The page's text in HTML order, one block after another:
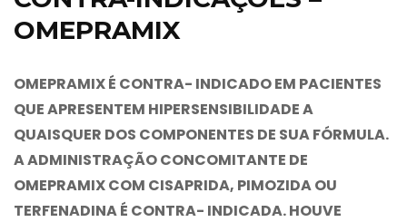
OMEPRAMIX
OMEPRAMIXÉ CONTRA- INDICADO EM PACIENTES
QUE APRESENTEM HIPERSENSIBILIDADE A
QUAISQUER DOS COMPONENTES DE SUA FÓRMULA.
A ADMINISTRAÇÃO CONCOMITANTE DE
OMEPRAMIXCOM CISAPRIDA, PIMOZIDA OU
TERFENADINA É CONTRA- INDICADA. HOUVE